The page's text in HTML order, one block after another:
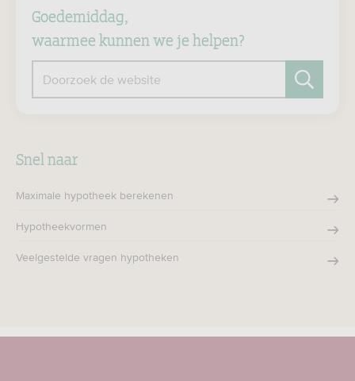
Goedemiddag,
waarmee kunnen we je helpen?
Doorzoek de website
Snel naar
Maximale hypotheek berekenen
Hypotheekvormen
Veelgestelde vragen hypotheken